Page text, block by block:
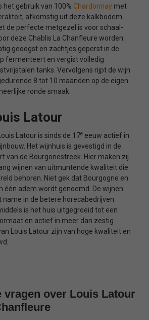
het gebruik van 100% Chardonnay met
afkomstig uit deze kalkbodem.
de perfecte metgezel is voor schaal-
deze Chablis La Chanfleure worden
geoogst en zachtjes geperst in de
fermenteert en vergist volledig
tanks. Vervolgens rijpt de wijn
8 tot 10 maanden op de eigen
ronde smaak.
Latour
Latour is sinds de 17e eeuw actief in
Het wijnhuis is gevestigd in de
van de Bourgonestreek. Hier maken zij
wijnen van uitmuntende kwaliteit die
behoren. Niet gek dat Bourgogne en
één adem wordt genoemd. De wijnen
name in de betere horecabedrijven
is het huis uitgegroeid tot een
en actief in meer dan zestig
Louis Latour zijn van hoge kwaliteit en
vragen over Louis Latour